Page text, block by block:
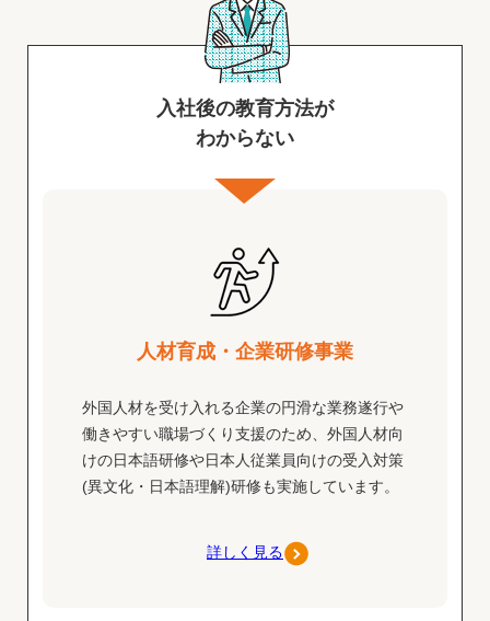
入社後の教育方法が
わからない
人材育成・企業研修事業
外国人材を受け入れる企業の円滑な業務遂行や
働きやすい職場づくり支援のため、外国人材向
けの日本語研修や日本人従業員向けの受入対策
(異文化・日本語理解)研修も実施しています。
詳しく見る